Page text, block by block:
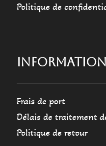
Politique de
Frais de port
Délais de traitement
Politique de retour